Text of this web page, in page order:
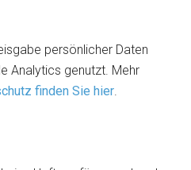
persönlicher Daten
Analytics genutzt. Mehr
finden Sie hier.